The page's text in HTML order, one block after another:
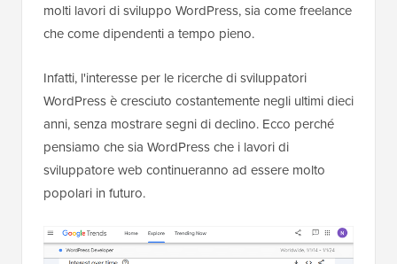
molti lavori di sviluppo WordPress, sia come freelance
che come dipendenti a tempo pieno.
Infatti, l'interesse per le ricerche di sviluppatori
WordPress è cresciuto costantemente negli ultimi dieci
anni, senza mostrare segni di declino. Ecco perché
pensiamo che sia WordPress che i lavori di
sviluppatore web continueranno ad essere molto
popolari in futuro.